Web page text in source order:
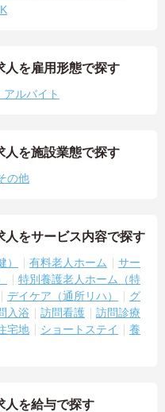
人を雇用形態で探す
ルバイト
人を施設業態で探す
の他
人をサービス内容で探す
有料老人ホーム
サー
特別養護老人ホーム（特
デイケア（通所リハ）
グ
入浴 訪問看護
訪問診療
宅地 ショートステイ
養
人を給与で探す